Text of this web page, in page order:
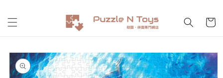
物
略過產
品資訊